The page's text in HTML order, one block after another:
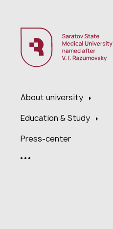
About university
Education & Study
Press-center